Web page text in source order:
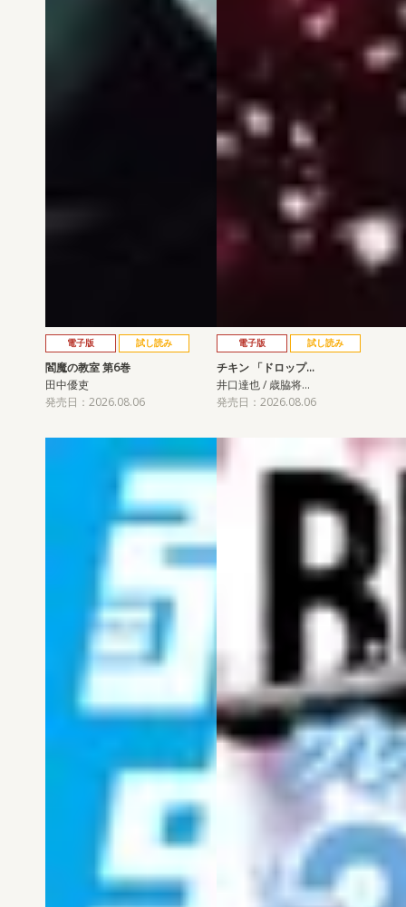
電子版 試し読み
閻魔の教室 第6巻
田中優吏
発売日：2026.08.06
電子版 試し読み
チキン 「ドロップ…
井口達也 / 歳脇将…
発売日：2026.08.06